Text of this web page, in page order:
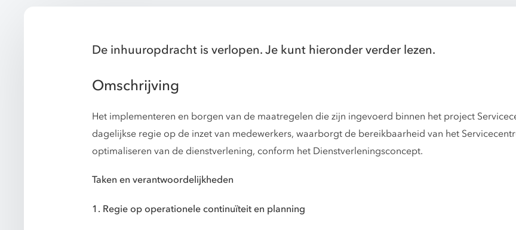
De inhuuropdracht is verlopen. Je kunt hieronder verder lezen.
Omschrijving
Het implementeren en borgen van de maatregelen die zijn ingevoerd binnen het project
dagelijkse regie op de inzet van medewerkers, waarborgt de bereikbaarheid van het
optimaliseren van de dienstverlening, conform het Dienstverleningsconcept.
Taken en verantwoordelijkheden
1. Regie op operationele continuïteit en planning